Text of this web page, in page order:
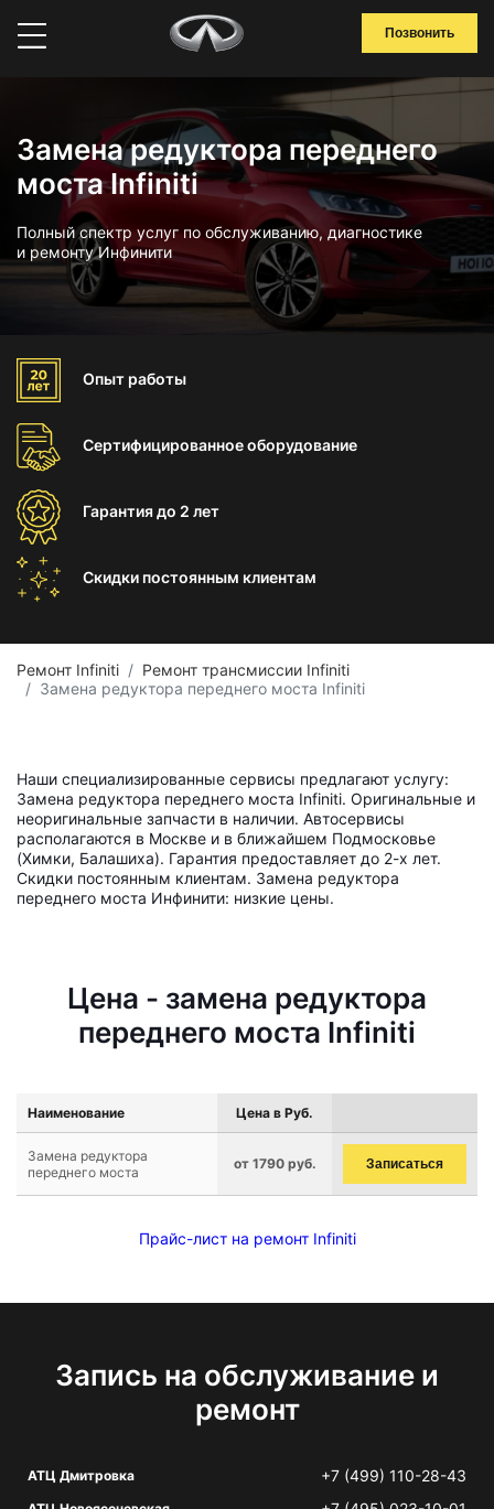
Позвонить
Замена редуктора переднего
моста Infiniti
Полный спектр услуг по обслуживанию, диагностике
и ремонту Инфинити
Опыт работы
Сертифицированноеоборудование
Гарантиядо 2 лет
Скидки постоянным клиентам
Ремонт Infiniti
Ремонт трансмиссии Infiniti
Замена редуктора переднего моста Infiniti
Наши специализированные сервисы предлагают услугу:
Замена редуктора переднего моста Infiniti. Оригинальные и
неоригинальные запчасти в наличии. Автосервисы
располагаются в Москве и в ближайшем Подмосковье
(Химки, Балашиха). Гарантия предоставляет до 2-х лет.
Скидки постоянным клиентам. Замена редуктора
переднего моста Инфинити: низкие цены.
Цена - замена редуктора
переднего моста Infiniti
Наименование Цена в Руб.
Замена редуктора
переднего моста
от 1790 руб. Записаться
Прайс-лист на ремонт Infiniti
Запись на обслуживание и
ремонт
АТЦ Дмитровка +7 (499) 110-28-43